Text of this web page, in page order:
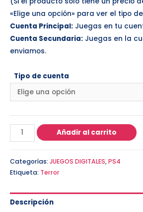
«Elige una opción» para ver el tipo
Cuenta Principal: Juegas en tu
Cuenta Secundaria: Juegas en la
enviamos.
Tipo de cuenta
Añadir al carrito
Categorías: JUEGOS DIGITALES,PS4
Etiqueta: Terror
Descripción